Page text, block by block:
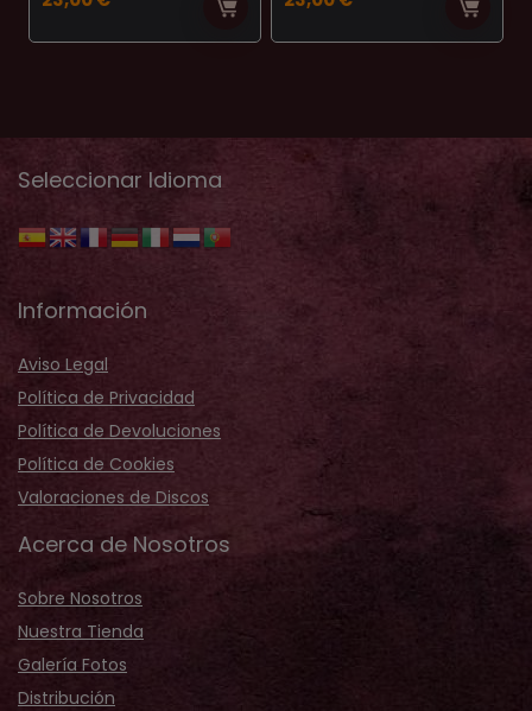
Seleccionar Idioma
Información
Aviso Legal
Política de Privacidad
Política de Devoluciones
Política de Cookies
Valoraciones de Discos
Acerca de Nosotros
Sobre Nosotros
Nuestra Tienda
Galería Fotos
Distribución